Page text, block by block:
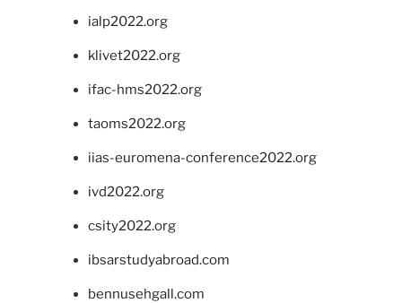
ialp2022.org
klivet2022.org
ifac-hms2022.org
taoms2022.org
iias-euromena-conference2022.org
ivd2022.org
csity2022.org
ibsarstudyabroad.com
bennusehgall.com